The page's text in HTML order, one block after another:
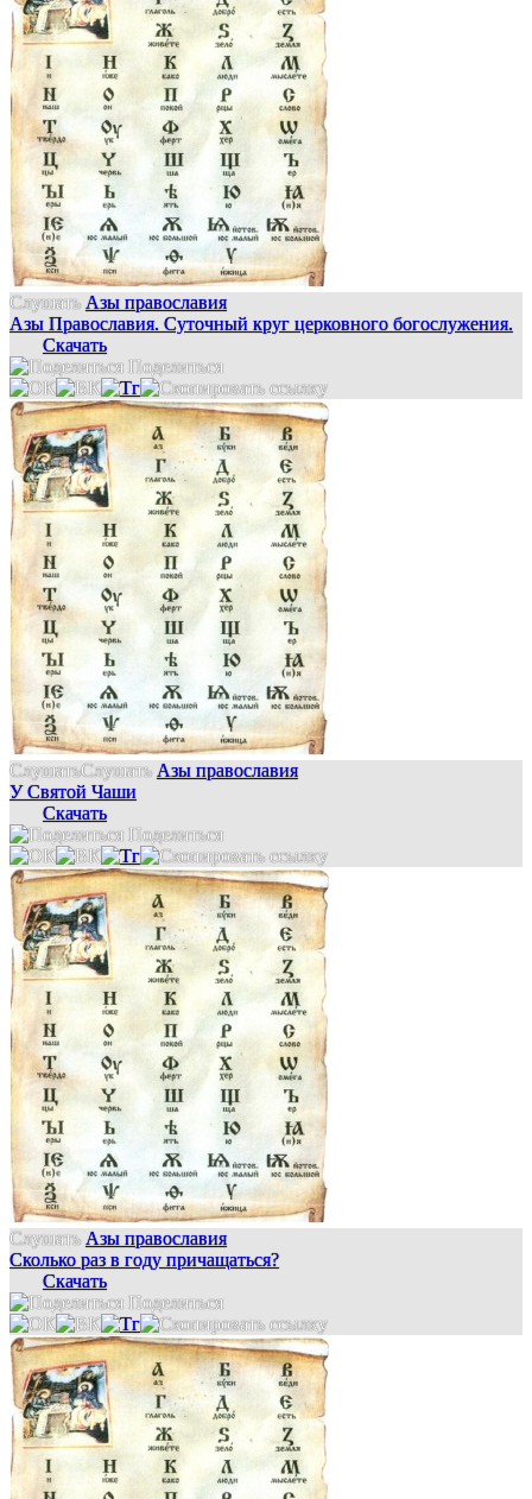
Слушать Азы православия
Азы Православия. Суточный круг церковного богослужения.
Скачать
Поделиться
СлушатьСлушать Азы православия
У Святой Чаши
Скачать
Поделиться
Слушать Азы православия
Сколько раз в году причащаться?
Скачать
Поделиться